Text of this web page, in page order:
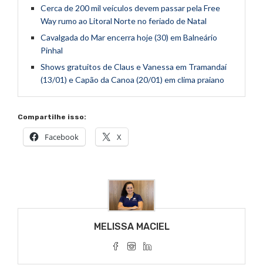
Cerca de 200 mil veículos devem passar pela Free
Way rumo ao Litoral Norte no feriado de Natal
Cavalgada do Mar encerra hoje (30) em Balneário
Pinhal
Shows gratuitos de Claus e Vanessa em Tramandaí
(13/01) e Capão da Canoa (20/01) em clima praiano
Compartilhe isso:
Facebook X
MELISSA MACIEL